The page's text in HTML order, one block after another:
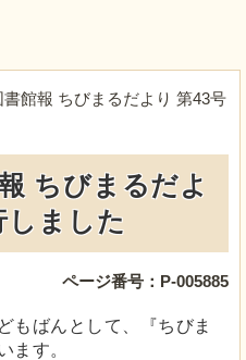
館報 ちびまるだより 第43号
ちびまるだよ
しました
ページ番号：P-005885
もばんとして、『ちびま
ます。